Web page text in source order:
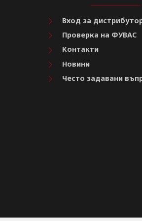
Вход за
Проверка на ФУВАС
Контакти
Новини
Често задавани